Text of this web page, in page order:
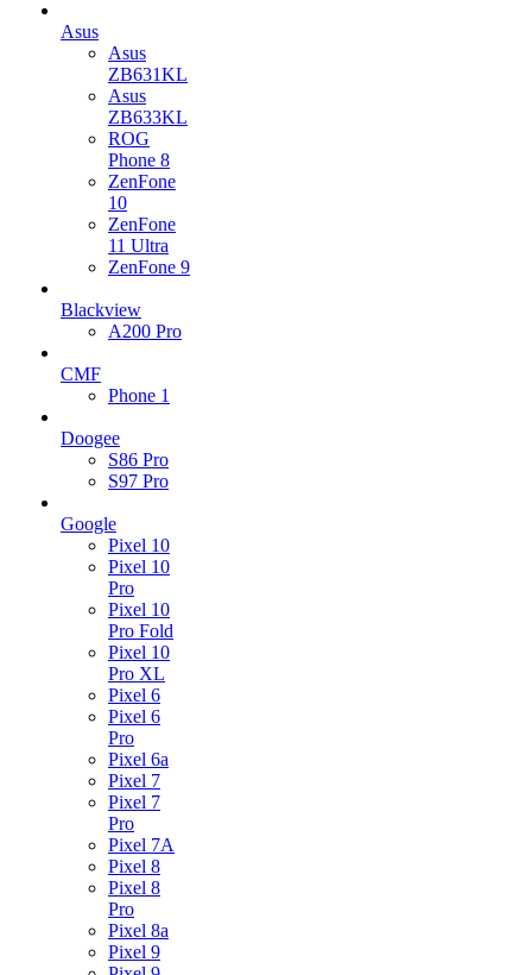
Asus
Asus
ZB631KL
Asus
ZB633KL
ROG
Phone 8
ZenFone
10
ZenFone
11 Ultra
ZenFone 9
Blackview
A200 Pro
CMF
Phone 1
Doogee
S86 Pro
S97 Pro
Google
Pixel 10
Pixel 10
Pro
Pixel 10
Pro Fold
Pixel 10
Pro XL
Pixel 6
Pixel 6
Pro
Pixel 6a
Pixel 7
Pixel 7
Pro
Pixel 7A
Pixel 8
Pixel 8
Pro
Pixel 8a
Pixel 9